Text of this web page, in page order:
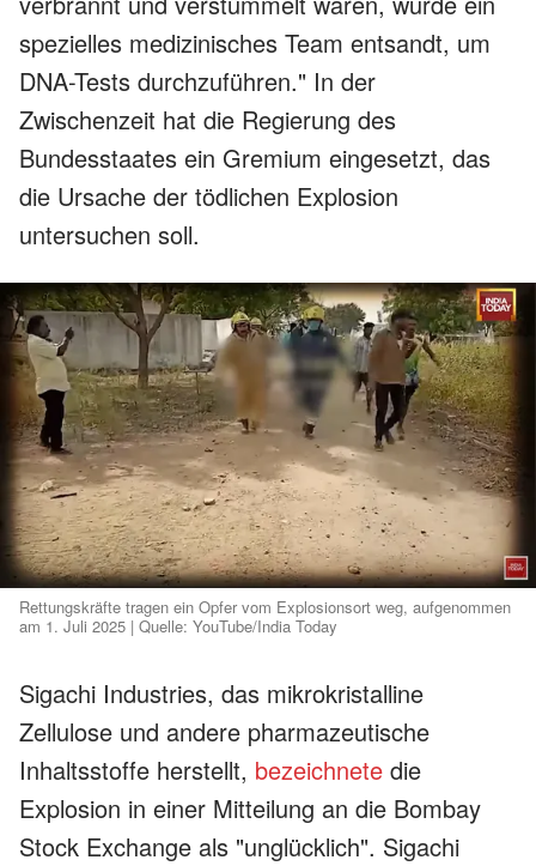
spezielles medizinisches Team entsandt, um
DNA-Tests durchzuführen." In der
Zwischenzeit hat die Regierung des
Bundesstaates ein Gremium eingesetzt, das
die Ursache der tödlichen Explosion
untersuchen soll.
Rettungskräfte tragen ein Opfer vom Explosionsort weg, aufgenommen
am 1. Juli 2025 | Quelle: YouTube/India Today
Sigachi Industries, das mikrokristalline
Zellulose und andere pharmazeutische
Inhaltsstoffe herstellt, bezeichnete die
Explosion in einer Mitteilung an die Bombay
Stock Exchange als "unglücklich". Sigachi